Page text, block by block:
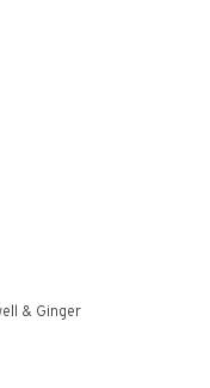
& Ginger